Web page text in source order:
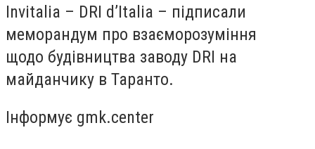
Invitalia – DRI d’Italia – підписали
меморандум про взаєморозуміння
щодо будівництва заводу DRI на
майданчику в Таранто.
Інформує gmk.center